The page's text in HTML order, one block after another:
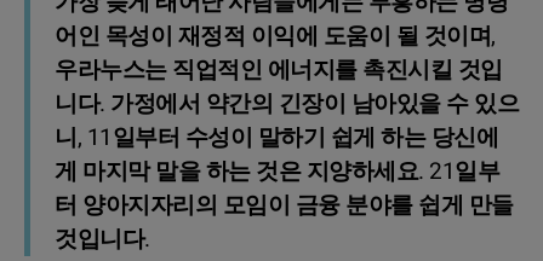
어인 목성이 재정적 이익에 도움이 될 것이며,
우라누스는 직업적인 에너지를 촉진시킬 것입
니다. 가정에서 약간의 긴장이 남아있을 수 있으
니, 11일부터 수성이 말하기 쉽게 하는 당신에
게 마지막 말을 하는 것은 지양하세요. 21일부
터 양아지자리의 모임이 금융 분야를 쉽게 만들
것입니다.